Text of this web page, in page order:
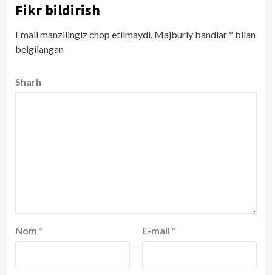
Fikr bildirish
Email manzilingiz chop etilmaydi. Majburiy bandlar* bilan
belgilangan
Sharh
Nom * E-mail *